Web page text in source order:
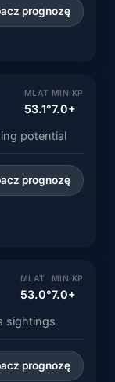
prognozę
MLAT
53.1°
MIN KP
7.0+
potential
prognozę
MLAT
53.0°
MIN KP
7.0+
sightings
prognozę